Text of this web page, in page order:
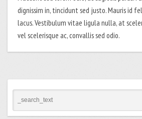
dignissim in, tincidunt sed justo. Mauris id
lacus. Vestibulum vitae ligula nulla, at
vel scelerisque ac, convallis sed odio.